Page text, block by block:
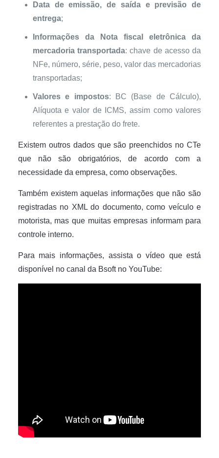
Data de emissão, de saída e previsão de
entrega;
Informações da Nota fiscal eletrônica da
mercadoria transportada: chave de acesso da
NFe, número, série, peso, valor das mercadorias
transportadas;
Valores e impostos: BC (Base de Cálculo),
Alíquota e valor de ICMS, assim como valores
referentes a prestação do frete.
Existem outros dados que são preenchidos no CTe
que não são obrigatórios, de acordo com a
necessidade da empresa, como observações.
Também existem aquelas informações que não são
registradas no XML do documento, como veículo e
motorista, mas que muitas empresas informam para
controle interno.
Para mais informações, assista o vídeo que está
disponível no canal da Bsoft no YouTube: